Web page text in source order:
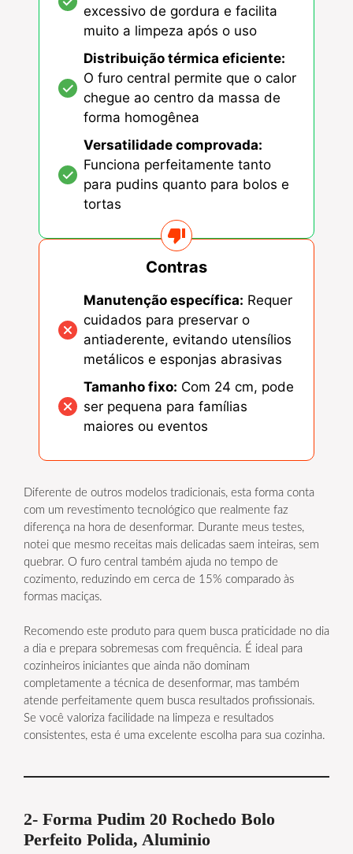
excessivo de gordura e facilita
muito a limpeza após o uso
Distribuição térmica eficiente:
O furo central permite que o calor
chegue ao centro da massa de
forma homogênea
Versatilidade comprovada:
Funciona perfeitamente tanto
para pudins quanto para bolos e
tortas
Contras
Manutenção específica: Requer
cuidados para preservar o
antiaderente, evitando utensílios
metálicos e esponjas abrasivas
Tamanho fixo: Com 24 cm, pode
ser pequena para famílias
maiores ou eventos
Diferente de outros modelos tradicionais, esta forma conta
com um revestimento tecnológico que realmente faz
diferença na hora de desenformar. Durante meus testes,
notei que mesmo receitas mais delicadas saem inteiras, sem
quebrar. O furo central também ajuda no tempo de
cozimento, reduzindo em cerca de 15% comparado às
formas maciças.
Recomendo este produto para quem busca praticidade no dia
a dia e prepara sobremesas com frequência. É ideal para
cozinheiros iniciantes que ainda não dominam
completamente a técnica de desenformar, mas também
atende perfeitamente quem busca resultados profissionais.
Se você valoriza facilidade na limpeza e resultados
consistentes, esta é uma excelente escolha para sua cozinha.
2- Forma Pudim 20 Rochedo Bolo
Perfeito Polida, Aluminio